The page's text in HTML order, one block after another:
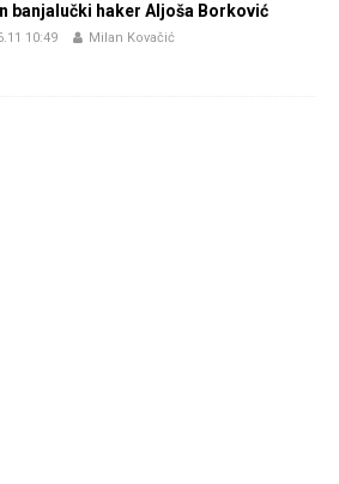
banjalučki haker Aljoša Borković
10:49 Milan Kovačić